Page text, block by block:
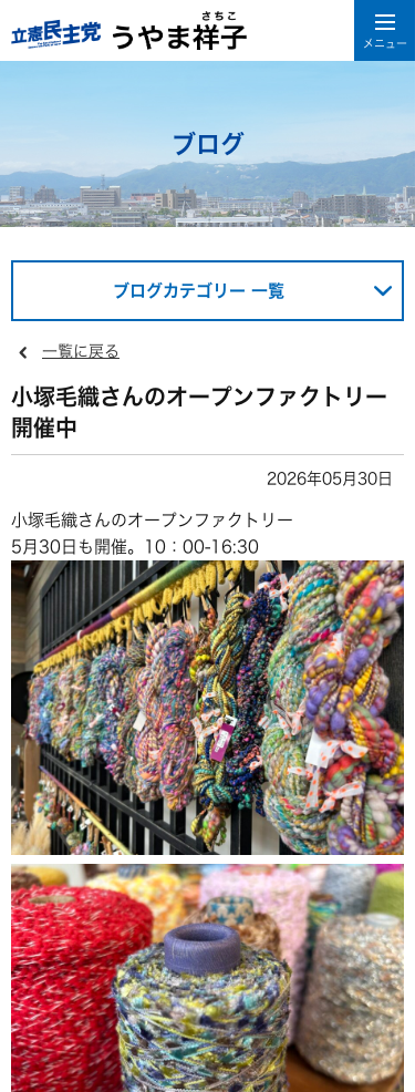
ブログ
ブログカテゴリー 一覧
一覧に戻る
小塚毛織さんのオープンファクトリー
開催中
2026年05月30日
小塚毛織さんのオープンファクトリー
5月30日も開催。10：00-16:30